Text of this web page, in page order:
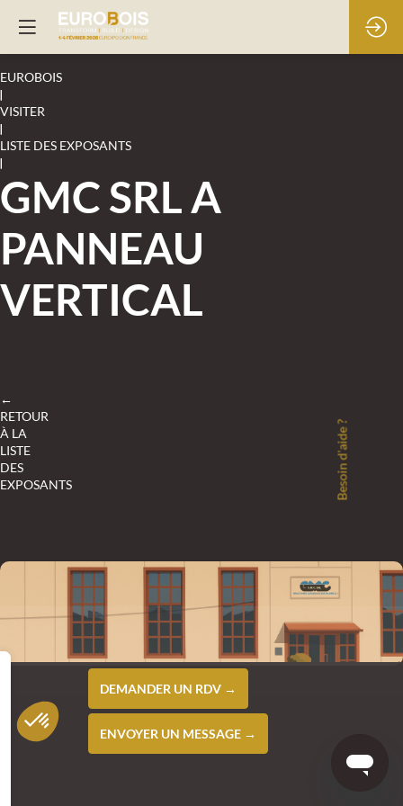
EUROBOIS
|
VISITER
|
LISTE DES EXPOSANTS
|
GMC SRL A
PANNEAU
VERTICAL
←
RETOUR
À LA
LISTE
DES
EXPOSANTS
DEMANDER UN RDV →
ENVOYER UN MESSAGE →
Besoin d'aide ?